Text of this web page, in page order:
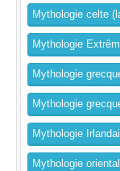
Mythologie celte
Mythologie
Mythologie
Mythologie
Mythologie
Mythologie